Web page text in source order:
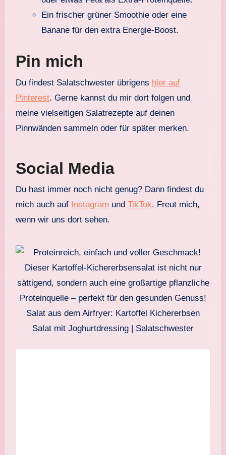
Ein frischer grüner Smoothie oder eine
Banane für den extra Energie-Boost.
Pin mich
Du findest Salatschwester übrigens hier auf
Pinterest. Gerne kannst du mir dort folgen und
meine vielseitigen Salatrezepte auf deinen
Pinnwänden sammeln oder für später merken.
Social Media
Du hast immer noch nicht genug? Dann findest du
mich auch auf Instagram und TikTok. Freut mich,
wenn wir uns dort sehen.
Salat aus dem Airfryer: Kartoffel Kichererbsen
Salat mit Joghurtdressing | Salatschwester